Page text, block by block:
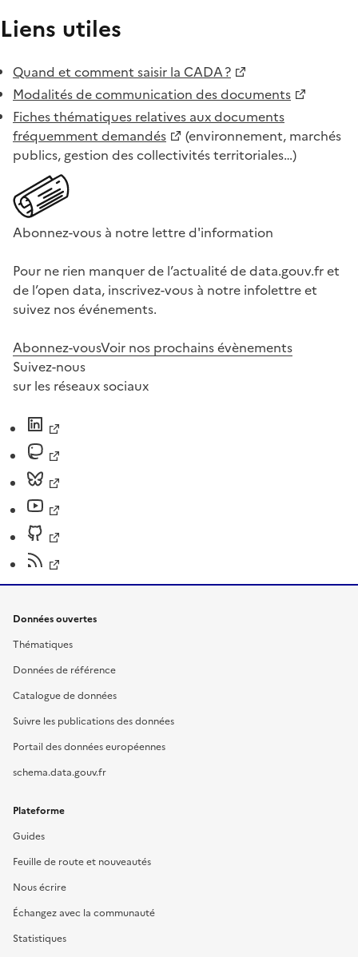
Liens utiles
Quand et comment saisir la CADA ?
Modalités de communication des documents
Fiches thématiques relatives aux documents
fréquemment demandés
(environnement, marchés
publics, gestion des collectivités territoriales…)
Abonnez-vous à notre lettre d'information
Pour ne rien manquer de l’actualité de data.gouv.fr et
de l’open data, inscrivez-vous à notre infolettre et
suivez nos événements.
Abonnez-vousVoir nos prochains évènements
Suivez-nous
sur les réseaux sociaux
Données ouvertes
Thématiques
Données de référence
Catalogue de données
Suivre les publications des données
Portail des données européennes
schema.data.gouv.fr
Plateforme
Guides
Feuille de route et nouveautés
Nous écrire
Échangez avec la communauté
Statistiques